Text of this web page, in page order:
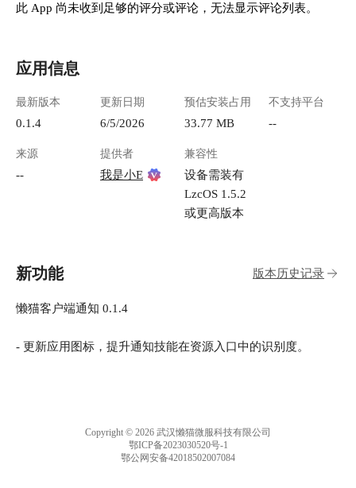
此 App 尚未收到足够的评分或评论，无法显示评论列表。
应用信息
最新版本
0.1.4
更新日期
6/5/2026
预估安装占用
33.77 MB
不支持平台
--
来源
--
提供者
我是小E
兼容性
设备需装有
LzcOS 1.5.2
或更高版本
新功能 版本历史记录
懒猫客户端通知 0.1.4
- 更新应用图标，提升通知技能在资源入口中的识别度。
Copyright © 2026 武汉懒猫微服科技有限公司
鄂ICP备2023030520号-1
鄂公网安备42018502007084